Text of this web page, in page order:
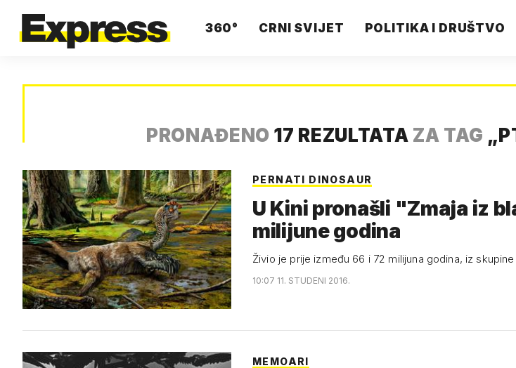
360° CRNI SVIJET POLITIKA I DRUŠTVO
PRONAĐENO 17 REZULTATA ZA TAG „
PERNATI DINOSAUR
U Kini pronašli "Zmaja iz
milijune godina
Živio je prije između 66 i 72 milijuna godina, iz
10:07 11. STUDENI 2016.
MEMOARI